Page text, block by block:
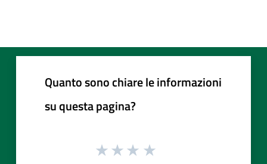
Quanto sono chiare le informazioni
su questa pagina?